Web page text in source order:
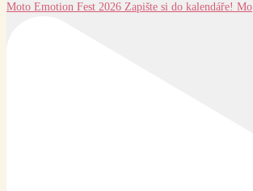
Moto Emotion Fest 2026 Zapište si do kalendáře! Mo